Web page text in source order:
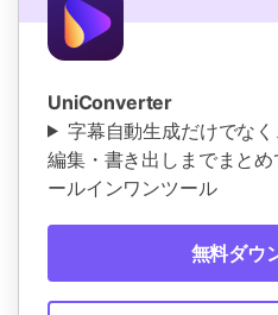
UniConverter
字幕自動生成だけでな
編集・書き出しまでまと
ールインワンツール
無料ダウ